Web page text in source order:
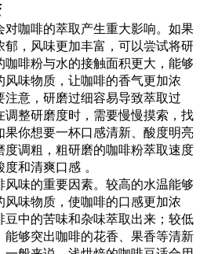
对咖啡的萃取产生重大影响。如果
，风味更加丰富，可以尝试将研
啡粉与水的接触面积更大，能够
味物质，让咖啡的香气更加浓
意，研磨过细容易导致萃取过
调整研磨度时，需要慢慢摸索，找
你想要一杯口感清新、酸度明亮
度调粗，粗研磨的咖啡粉萃取速度
和清爽口感 。
风味的重要因素。较高的水温能够
味物质，使咖啡的口感更加浓
中的苦味和杂味萃取出来；较低
能够突出咖啡的花香、果香等清新